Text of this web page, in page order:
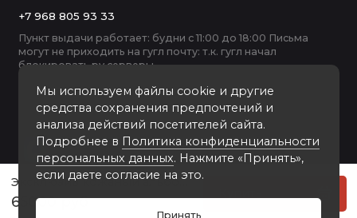
Эксклюзив кожаный альбом в кейсе
65000 руб
Мы используем файлы cookie и другие
средства сохранения предпочтений и
анализа действий посетителей сайта.
Подробнее в Политика конфиденциальности
персональных данных. Нажмите «Принять»,
если даете согласие на это.
Принять
+7 968 805 93 33
Пункт выдачи работает: будни с 11:00 до 18:00 Письма
могут не приходить на гугл почту: т.к. гугл начал
блокировать ру серверы